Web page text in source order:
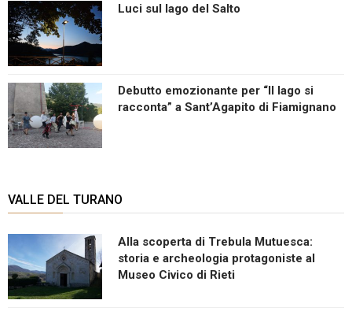
Luci sul lago del Salto
Debutto emozionante per “Il lago si
racconta” a Sant’Agapito di Fiamignano
VALLE DEL TURANO
Alla scoperta di Trebula Mutuesca:
storia e archeologia protagoniste al
Museo Civico di Rieti